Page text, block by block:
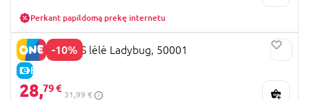
Perkant papildomą prekę internetu
-10%
E-KAINA
MIRACULOUS lėlė Ladybug, 50001
28,79 €
31,99 €